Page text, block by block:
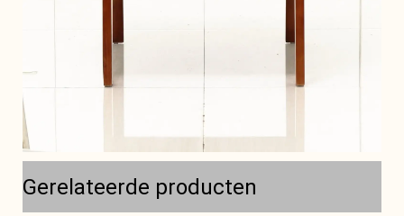
Gerelateerde producten